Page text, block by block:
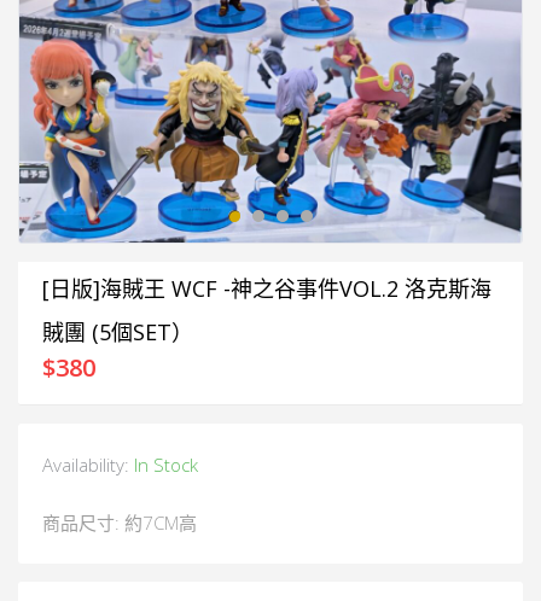
[日版]海賊王 WCF -神之谷事件VOL.2 洛克斯海
賊團 (5個SET）
$380
Availability: In Stock
商品尺寸: 約7CM高